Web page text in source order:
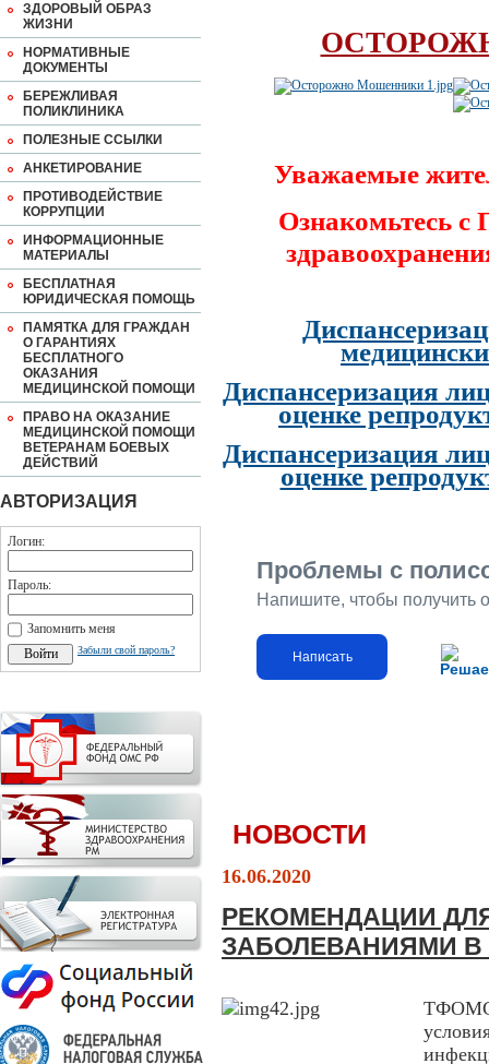
ЗДОРОВЫЙ ОБРАЗ
ЖИЗНИ
НОРМАТИВНЫЕ
ДОКУМЕНТЫ
БЕРЕЖЛИВАЯ
ПОЛИКЛИНИКА
ПОЛЕЗНЫЕ ССЫЛКИ
АНКЕТИРОВАНИЕ
ПРОТИВОДЕЙСТВИЕ
КОРРУПЦИИ
ИНФОРМАЦИОННЫЕ
МАТЕРИАЛЫ
БЕСПЛАТНАЯ
ЮРИДИЧЕСКАЯ ПОМОЩЬ
ПАМЯТКА ДЛЯ ГРАЖДАН
О ГАРАНТИЯХ
БЕСПЛАТНОГО
ОКАЗАНИЯ
МЕДИЦИНСКОЙ ПОМОЩИ
ПРАВО НА ОКАЗАНИЕ
МЕДИЦИНСКОЙ ПОМОЩИ
ВЕТЕРАНАМ БОЕВЫХ
ДЕЙСТВИЙ
АВТОРИЗАЦИЯ
Логин:
Пароль:
Запомнить меня
Забыли свой пароль?
Уважаемые
Ознакомьтесь
Диспансеризация
оценке
Диспансеризация
оценке
Проблемы с
Напишите, чтобы получить
Написать
НОВОСТИ
16.06.2020
РЕКОМЕНДАЦИИ
ЗАБОЛЕВАНИЯМИ В
ТФОМС